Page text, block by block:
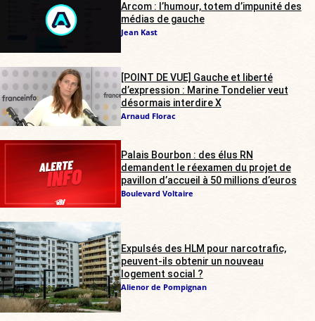
Arcom : l’humour, totem d’impunité des
médias de gauche
Jean Kast
[POINT DE VUE] Gauche et liberté
d’expression : Marine Tondelier veut
désormais interdire X
Arnaud Florac
Palais Bourbon : des élus RN
demandent le réexamen du projet de
pavillon d’accueil à 50 millions d’euros
Boulevard Voltaire
Expulsés des HLM pour narcotrafic,
peuvent-ils obtenir un nouveau
logement social ?
Alienor de Pompignan